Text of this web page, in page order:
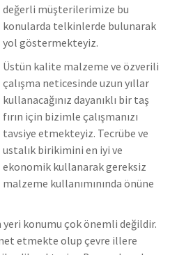
değerli müşterilerimize bu
konularda telkinlerde bulunarak
yol göstermekteyiz.
Üstün kalite malzeme ve özverili
çalışma neticesinde uzun yıllar
kullanacağınız dayanıklı bir taş
fırın için bizimle çalışmanızı
tavsiye etmekteyiz. Tecrübe ve
ustalık birikimini en iyi ve
ekonomik kullanarak gereksiz
malzeme kullanımınında önüne
yeri konumu çok önemli değildir.
etmekte olup çevre illere